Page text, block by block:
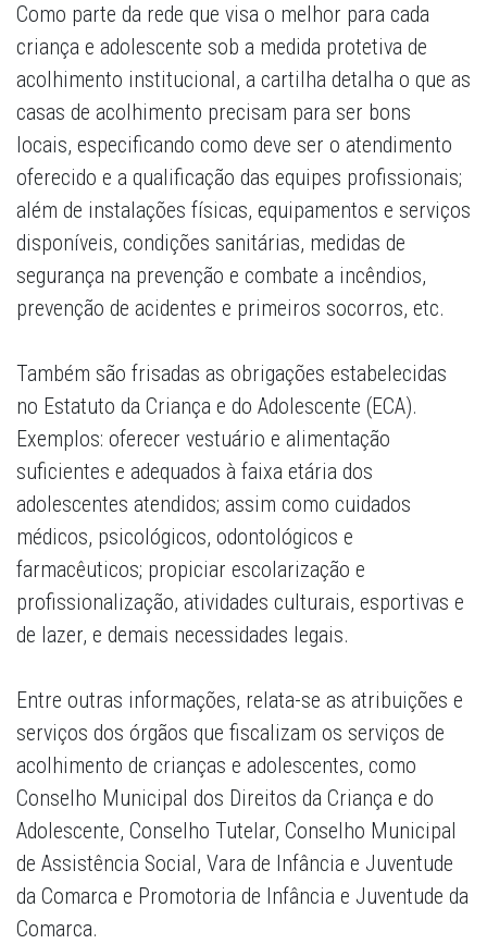
Como parte da rede que visa o melhor para cada
criança e adolescente sob a medida protetiva de
acolhimento institucional, a cartilha detalha o que as
casas de acolhimento precisam para ser bons
locais, especificando como deve ser o atendimento
oferecido e a qualificação das equipes profissionais;
além de instalações físicas, equipamentos e serviços
disponíveis, condições sanitárias, medidas de
segurança na prevenção e combate a incêndios,
prevenção de acidentes e primeiros socorros, etc.
Também são frisadas as obrigações estabelecidas
no Estatuto da Criança e do Adolescente (ECA).
Exemplos: oferecer vestuário e alimentação
suficientes e adequados à faixa etária dos
adolescentes atendidos; assim como cuidados
médicos, psicológicos, odontológicos e
farmacêuticos; propiciar escolarização e
profissionalização, atividades culturais, esportivas e
de lazer, e demais necessidades legais.
Entre outras informações, relata-se as atribuições e
serviços dos órgãos que fiscalizam os serviços de
acolhimento de crianças e adolescentes, como
Conselho Municipal dos Direitos da Criança e do
Adolescente, Conselho Tutelar, Conselho Municipal
de Assistência Social, Vara de Infância e Juventude
da Comarca e Promotoria de Infância e Juventude da
Comarca.